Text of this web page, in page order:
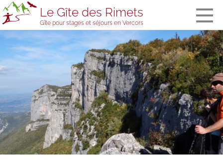
Le Gîte des Rimets
Gîte pour stages et séjours en Vercors
The gîte des
Rimets
The bedrooms
and the
dormitory
Meals
Welcome in
stopover
accommodation